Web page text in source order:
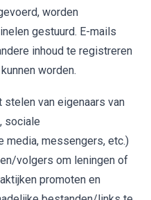
worden
gestuurd. E-mails
inhoud te registreren
worden.
van eigenaars van
sociale
media, messengers, etc.)
volgers om leningen of
promoten en